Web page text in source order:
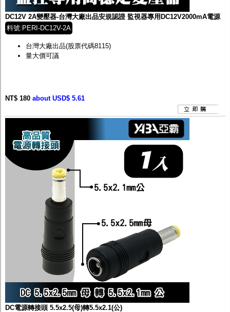
DC12V 2A變壓器-台灣大廠出品安規認證 監視器專用DC12V2000mA電源
料號:PERI-DC12V-2A
台灣大廠出品(股票代碼8115)
量大價可議
NT$ 180 about USD$ 5.61
DC電源轉接頭 5.5x2.5(母)轉5.5x2.1(公)